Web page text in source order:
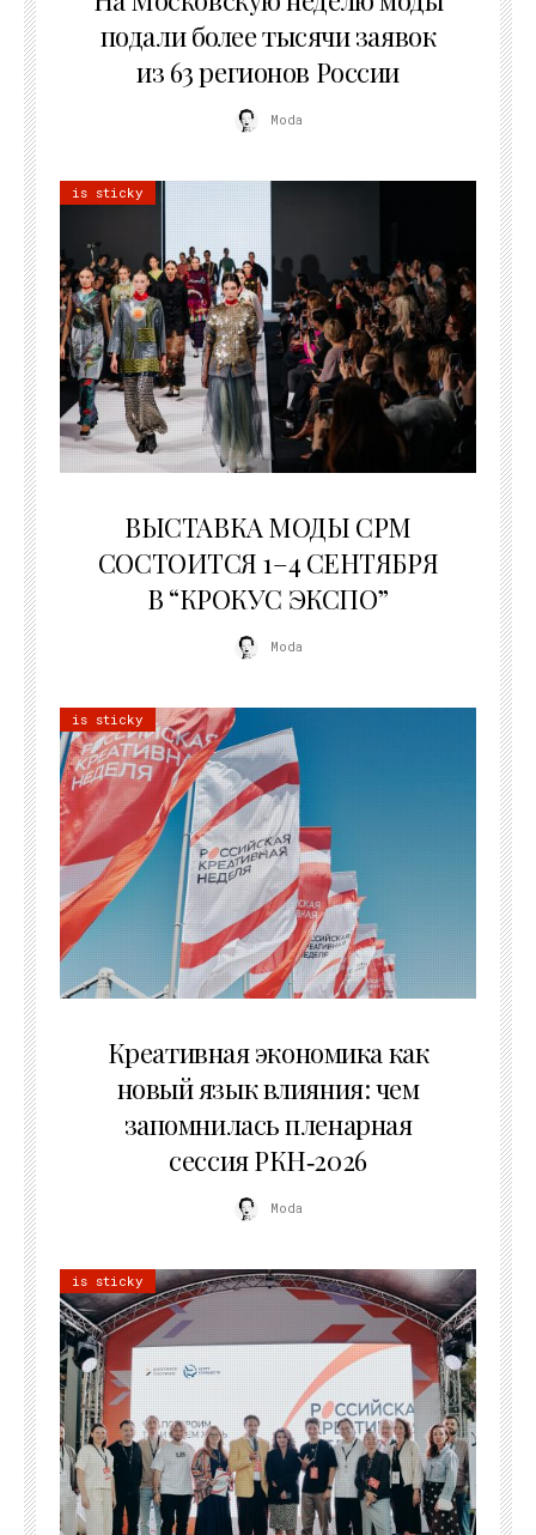
подали более тысячи заявок
из 63 регионов России
Moda
is sticky
ВЫСТАВКА МОДЫ CPM
СОСТОИТСЯ 1–4 СЕНТЯБРЯ
В “КРОКУС ЭКСПО”
Moda
is sticky
Креативная экономика как
новый язык влияния: чем
запомнилась пленарная
сессия РКН‑2026
Moda
is sticky